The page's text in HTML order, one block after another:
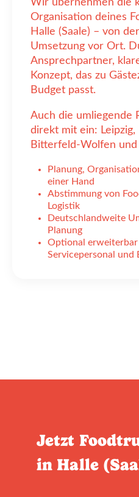
Wir übernehmen die
Organisation deines
Halle (Saale) – von
Umsetzung vor Ort.
Ansprechpartner,
Konzept, das zu
Budget passt.
Auch die umliegende
direkt mit ein: Leipzig,
Bitterfeld-Wolfen und
Planung,
einer Hand
Abstimmung von
Logistik
Deutschlandweite
Planung
Optional erweiterbar
Servicepersonal und
Jetzt
in Halle